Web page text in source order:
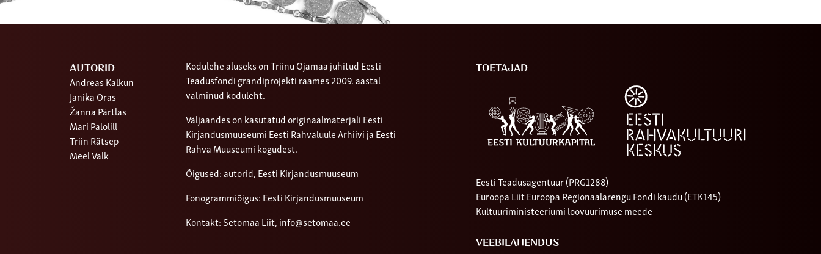
AUTORID
Andreas Kalkun
Janika Oras
Žanna Pärtlas
Mari Palolill
Triin Rätsep
Meel Valk
Kodulehe aluseks on Triinu Ojamaa juhitud Eesti
Teadusfondi grandiprojekti raames 2009. aastal
valminud koduleht.
Väljaandes on kasutatud originaalmaterjali Eesti
Kirjandusmuuseumi Eesti Rahvaluule Arhiivi ja Eesti
Rahva Muuseumi kogudest.
Õigused: autorid, Eesti Kirjandusmuuseum
Fonogrammiõigus: Eesti Kirjandusmuuseum
Kontakt: Setomaa Liit, info@setomaa.ee
TOETAJAD
Eesti Teadusagentuur (PRG1288)
Euroopa Liit Euroopa Regionaalarengu Fondi kaudu (ETK145)
Kultuuriministeeriumi loovuurimuse meede
VEEBILAHENDUS